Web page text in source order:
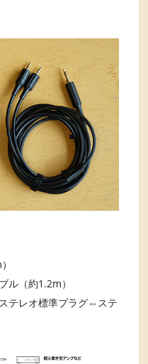
ル（約1.2m）
テレオ標準プラグ⇔ステ